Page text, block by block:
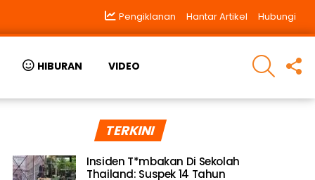
Pengiklanan Hantar Artikel Hubungi
HIBURAN VIDEO
SEARCH
TERKINI
Insiden T*mbakan Di Sekolah
Thailand: Suspek 14 Tahun